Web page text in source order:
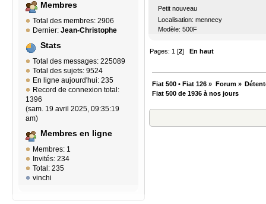
Membres
Total des membres: 2906
Dernier: Jean-Christophe
Stats
Total des messages: 225089
Total des sujets: 9524
En ligne aujourd'hui: 235
Record de connexion total:
1396
(sam. 19 avril 2025, 09:35:19
am)
Membres en ligne
Membres: 1
Invités: 234
Total: 235
vinchi
Petit nouveau
Localisation: mennecy
Modèle: 500F
Pages: 1 [2]En haut
Fiat 500 • Fiat 126 » Forum»
Fiat 500 de 1936 à nos jours